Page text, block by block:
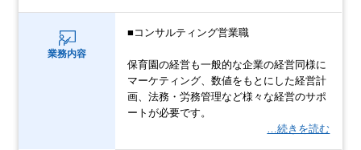
業務内容
■コンサルティング営業職
保育園の経営も一般的な企業の経営同様に
マーケティング、数値をもとにした経営計
画、法務・労務管理など様々な経営のサポ
ートが必要です。
…続きを読む